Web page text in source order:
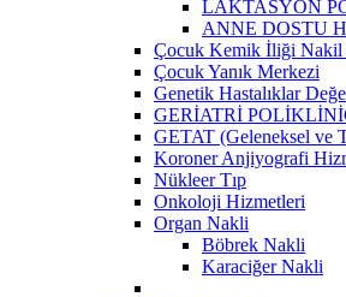
LAKTASYON
ANNE DOSTU
Çocuk Kemik İliği Nakil
Çocuk Yanık Merkezi
Genetik Hastalıklar
GERİATRİ
GETAT (Geleneksel ve
Koroner Anjiyografi
Nükleer Tıp
Onkoloji Hizmetleri
Organ Nakli
Böbrek Nakli
Karaciğer Nakli